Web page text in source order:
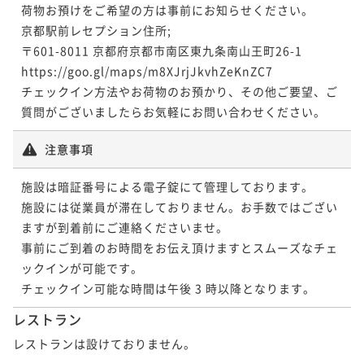
荷物お預けをご希望の方は事前にお知らせください。
京都駅前レセプション住所;
〒601-8011 京都府京都市南区東九条南山王町26-1
https://goo.gl/maps/m8XJrjJkvhZeKnZC7
チェックイン方法やお荷物のお預かり、その他ご要望、ご
質問がございましたらお気軽にお問い合わせください。
注意事項
施設は暗証番号による電子錠にて管理しております。
施設には従業員が滞在しておりません。お手数ではござい
ますが到着前にご連絡くださいませ。
事前にご到着のお時間をお伝え頂けますとスムーズなチェ
ックインが可能です。
チェックイン可能な時間は午後 3 時以降となります。
レストラン
レストランは設けておりません。